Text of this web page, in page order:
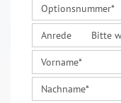
Optionsnummer*
Anrede
Vorname*
Nachname*